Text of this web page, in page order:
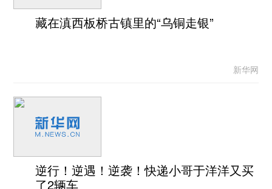
藏在滇西板桥古镇里的“乌铜走银”
新华网
逆行！逆遇！逆袭！快递小哥于洋洋又买
了2辆车